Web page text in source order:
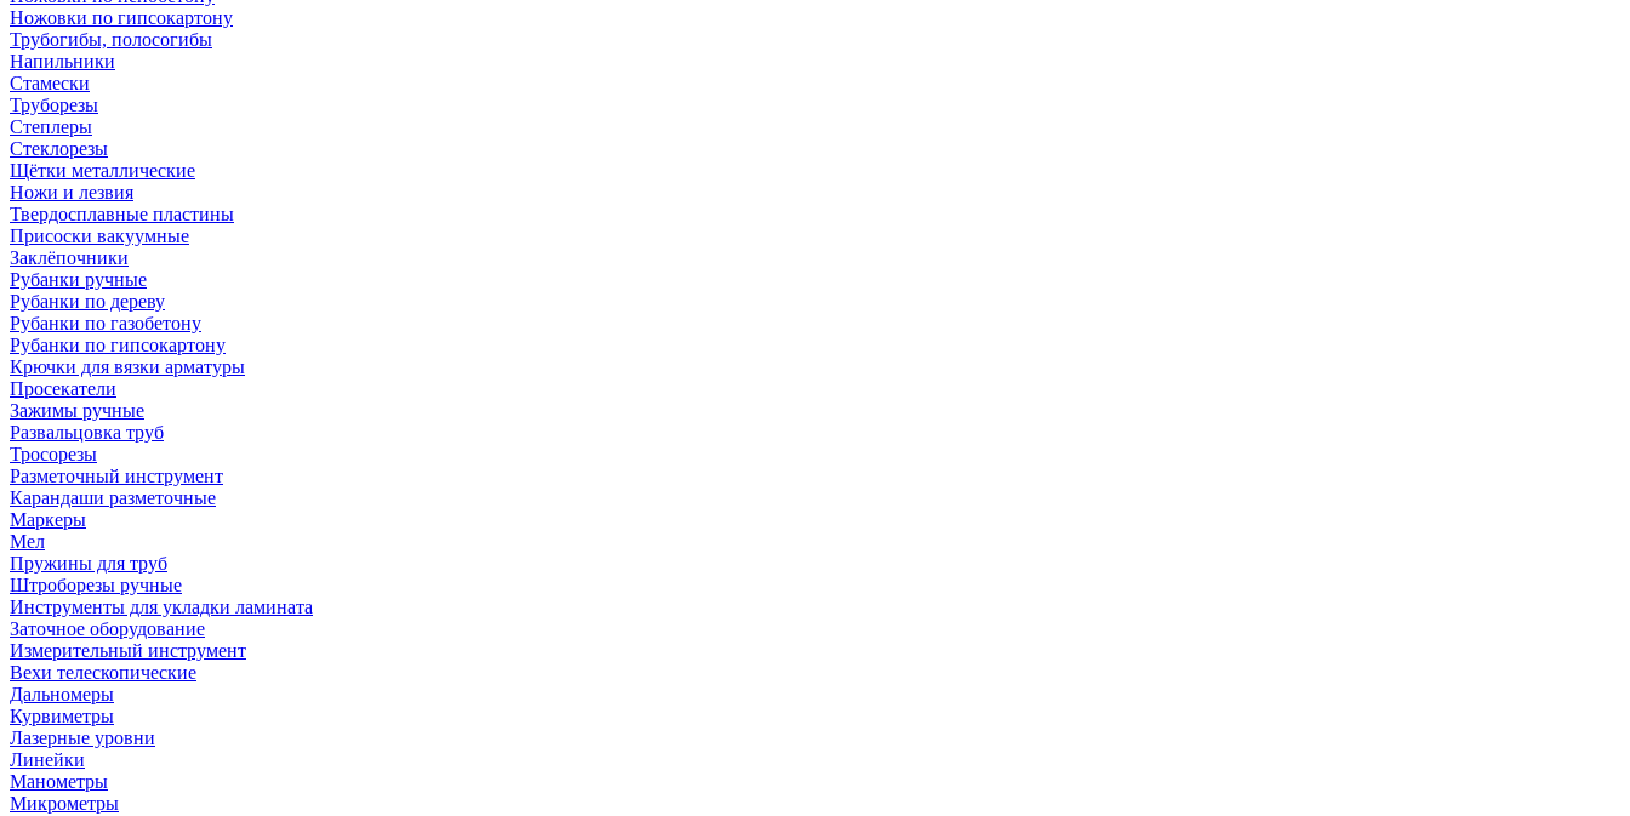
Ножовки по гипсокартону
Трубогибы, полосогибы
Напильники
Стамески
Труборезы
Степлеры
Стеклорезы
Щётки металлические
Ножи и лезвия
Твердосплавные пластины
Присоски вакуумные
Заклёпочники
Рубанки ручные
Рубанки по дереву
Рубанки по газобетону
Рубанки по гипсокартону
Крючки для вязки арматуры
Просекатели
Зажимы ручные
Развальцовка труб
Тросорезы
Разметочный инструмент
Карандаши разметочные
Маркеры
Мел
Пружины для труб
Штроборезы ручные
Инструменты для укладки ламината
Заточное оборудование
Измерительный инструмент
Вехи телескопические
Дальномеры
Курвиметры
Лазерные уровни
Линейки
Манометры
Микрометры